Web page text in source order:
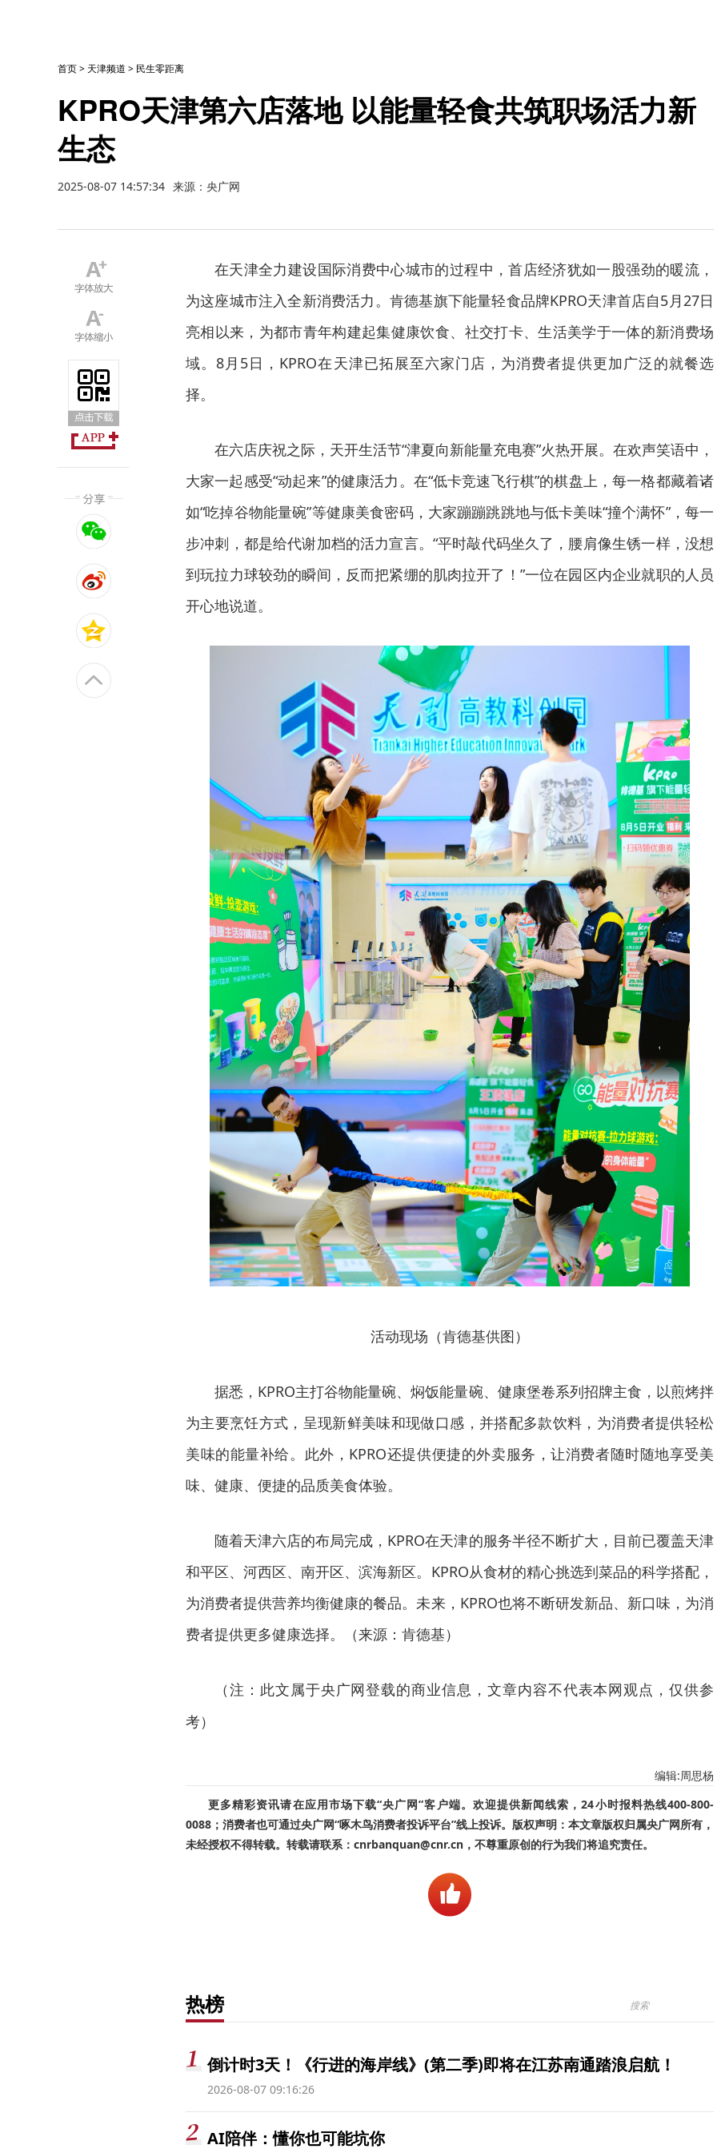
首页> 天津频道 > 民生零距离
KPRO天津第六店落地 以能量轻食共筑职场活力新
生态
2025-08-07 14:57:34 来源：央广网
在天津全力建设国际消费中心城市的过程中，首店经济犹如一股强劲的暖流，
为这座城市注入全新消费活力。肯德基旗下能量轻食品牌KPRO天津首店自5月27日
亮相以来，为都市青年构建起集健康饮食、社交打卡、生活美学于一体的新消费场
域。8月5日，KPRO在天津已拓展至六家门店，为消费者提供更加广泛的就餐选
择。
在六店庆祝之际，天开生活节“津夏向新能量充电赛”火热开展。在欢声笑语中，
大家一起感受“动起来”的健康活力。在“低卡竞速飞行棋”的棋盘上，每一格都藏着诸
如“吃掉谷物能量碗”等健康美食密码，大家蹦蹦跳跳地与低卡美味“撞个满怀”，每一
步冲刺，都是给代谢加档的活力宣言。“平时敲代码坐久了，腰肩像生锈一样，没想
到玩拉力球较劲的瞬间，反而把紧绷的肌肉拉开了！”一位在园区内企业就职的人员
开心地说道。
活动现场（肯德基供图）
据悉，KPRO主打谷物能量碗、焖饭能量碗、健康堡卷系列招牌主食，以煎烤拌
为主要烹饪方式，呈现新鲜美味和现做口感，并搭配多款饮料，为消费者提供轻松
美味的能量补给。此外，KPRO还提供便捷的外卖服务，让消费者随时随地享受美
味、健康、便捷的品质美食体验。
随着天津六店的布局完成，KPRO在天津的服务半径不断扩大，目前已覆盖天津
和平区、河西区、南开区、滨海新区。KPRO从食材的精心挑选到菜品的科学搭配，
为消费者提供营养均衡健康的餐品。未来，KPRO也将不断研发新品、新口味，为消
费者提供更多健康选择。（来源：肯德基）
（注：此文属于央广网登载的商业信息，文章内容不代表本网观点，仅供参
考）
编辑:周思杨
更多精彩资讯请在应用市场下载“央广网”客户端。欢迎提供新闻线索，24小时报料热线400-800-
0088；消费者也可通过央广网“啄木鸟消费者投诉平台”线上投诉。版权声明：本文章版权归属央广网所有，
未经授权不得转载。转载请联系：cnrbanquan@cnr.cn，不尊重原创的行为我们将追究责任。
热榜
倒计时3天！《行进的海岸线》(第二季)即将在江苏南通踏浪启航！
2026-08-07 09:16:26
AI陪伴：懂你也可能坑你